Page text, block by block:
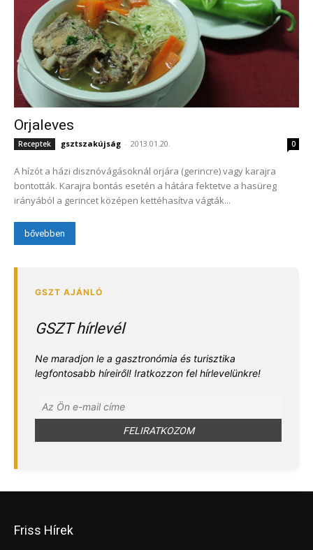
Orjaleves
Receptek gsztszakújság - 2013.01.20. 0
A hízót a házi disznóvágásoknál orjára (gerincre) vagy karajra
bontották. Karajra bontás esetén a hátára fektetve a hasüreg
irányából a gerincet középen kettéhasítva vágták...
bővebben
GSZT hírlevél
Ne maradjon le a gasztronómia és turisztika
legfontosabb híreiről! Iratkozzon fel hírlevelünkre!
Friss Hírek